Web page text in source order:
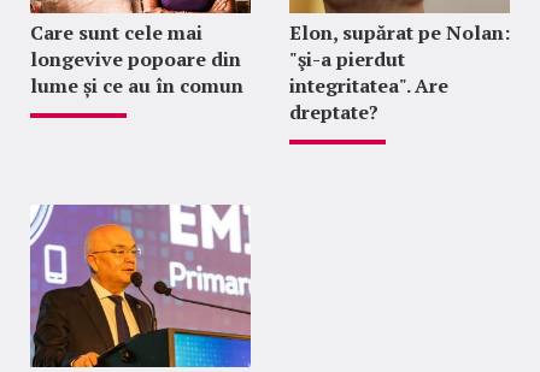
Care sunt cele mai
longevive popoare din
lume și ce au în comun
Elon, supărat pe Nolan:
"şi-a pierdut
integritatea". Are
dreptate?